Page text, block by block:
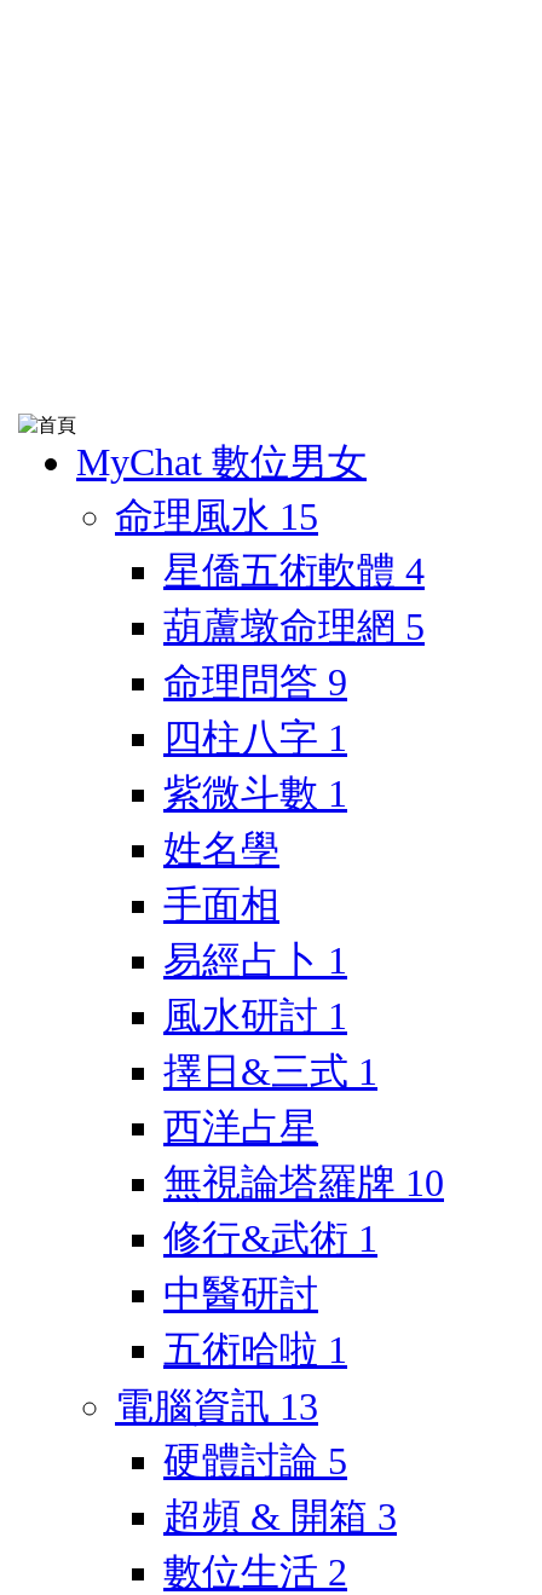
MyChat 數位男女
命理風水 15
星僑五術軟體 4
葫蘆墩命理網 5
命理問答 9
四柱八字 1
紫微斗數 1
姓名學
手面相
易經占卜 1
風水研討 1
擇日&三式 1
西洋占星
無視論塔羅牌 10
修行&武術 1
中醫研討
五術哈啦 1
電腦資訊 13
硬體討論 5
超頻 & 開箱 3
數位生活 2